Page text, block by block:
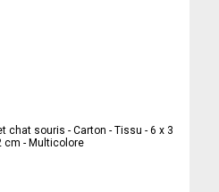
chat souris - Carton - Tissu - 6 x 3
cm - Multicolore